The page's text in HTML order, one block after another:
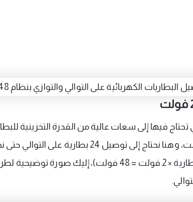
تحتاج فيها إلى سعات عالية من القدرة التخزينية
وتوصيل بطاريات 2 فولت، وهنا نحتاج إلى توصيل 24
بقيمة 48 فولت، (24 بطارية × 2 فولت = 48 فولت)، إليك